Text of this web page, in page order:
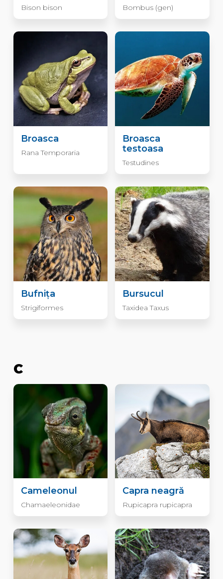
Bison bison Bombus (gen)
Broasca
Rana Temporaria
Broasca
testoasa
Testudines
Bufnița
Strigiformes
Bursucul
Taxidea Taxus
C
Cameleonul
Chamaeleonidae
Capra neagră
Rupicapra rupicapra